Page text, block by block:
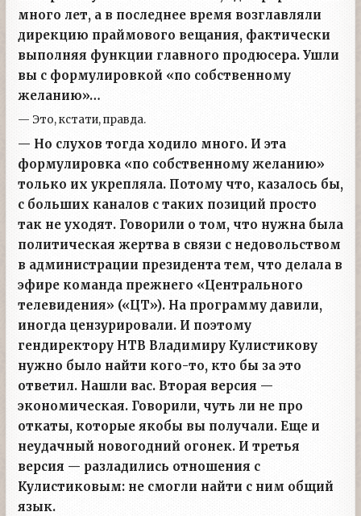
много лет, а в последнее время возглавляли
дирекцию праймового вещания, фактически
выполняя функции главного продюсера. Ушли
вы с формулировкой «по собственному
желанию»…
— Это, кстати, правда.
— Но слухов тогда ходило много. И эта
формулировка «по собственному желанию»
только их укрепляла. Потому что, казалось бы,
с больших каналов с таких позиций просто
так не уходят. Говорили о том, что нужна была
политическая жертва в связи с недовольством
в администрации президента тем, что делала в
эфире команда прежнего «Центрального
телевидения» («ЦТ»). На программу давили,
иногда цензурировали. И поэтому
гендиректору НТВ Владимиру Кулистикову
нужно было найти кого-то, кто бы за это
ответил. Нашли вас. Вторая версия —
экономическая. Говорили, чуть ли не про
откаты, которые якобы вы получали. Еще и
неудачный новогодний огонек. И третья
версия — разладились отношения с
Кулистиковым: не смогли найти с ним общий
язык.